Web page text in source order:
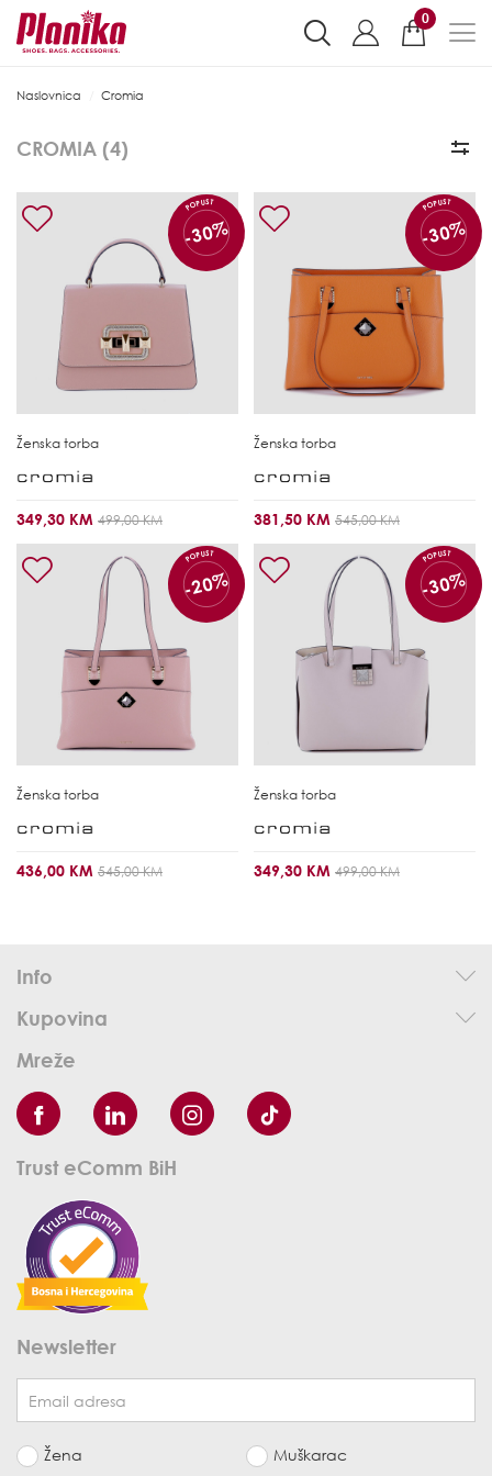
0
Naslovnica Cromia
CROMIA (4)
POPUST
-30%
Ženska torba
349,30 KM 499,00 KM
POPUST
-30%
Ženska torba
381,50 KM 545,00 KM
POPUST
-20%
Ženska torba
436,00 KM 545,00 KM
POPUST
-30%
Ženska torba
349,30 KM 499,00 KM
Info
Kupovina
Mreže
Trust eComm BiH
Newsletter
Žena Muškarac